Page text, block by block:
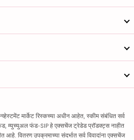
मार्केट रिस्कच्या अधीन आहेत, स्कीम संबंधित सर्व
म्युच्युअल फंड-SIP हे एक्सचेंज ट्रेडेड प्रॉडक्ट्स नाहीत
वितरण उपक्रमाच्या संदर्भात सर्व विवादांना एक्सचेंज